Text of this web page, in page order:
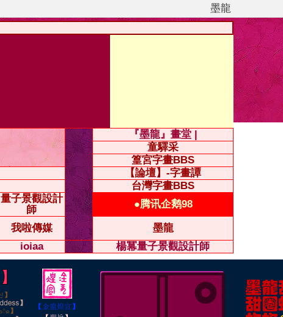
墨龍
『墨龍』畫堂 |
童驛采
篁宮字畫BBS
【論壇】-字畫譚
台灣字畫BBS
量子景觀設計
師
●腾讯企鹅98
我啦傳媒
墨龍
ioiaa 楊冪量子景觀設計師